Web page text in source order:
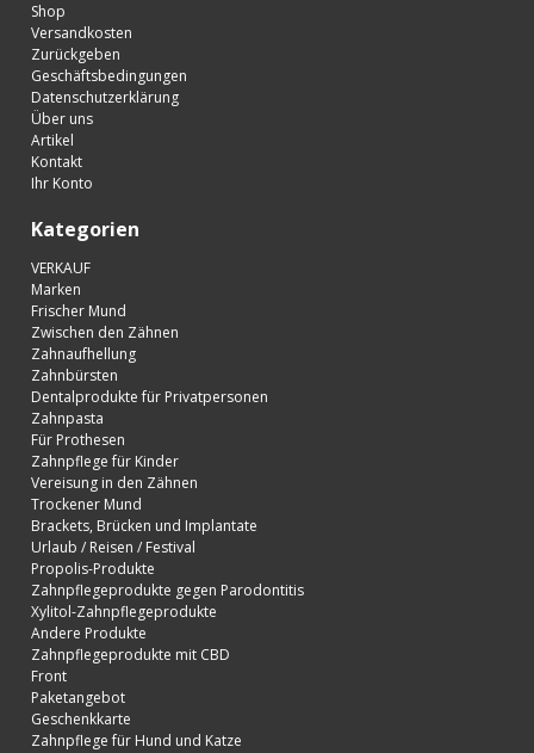
Shop
Versandkosten
Zurückgeben
Geschäftsbedingungen
Datenschutzerklärung
Über uns
Artikel
Kontakt
Ihr Konto
Kategorien
VERKAUF
Marken
Frischer Mund
Zwischen den Zähnen
Zahnaufhellung
Zahnbürsten
Dentalprodukte für Privatpersonen
Zahnpasta
Für Prothesen
Zahnpflege für Kinder
Vereisung in den Zähnen
Trockener Mund
Brackets, Brücken und Implantate
Urlaub / Reisen / Festival
Propolis-Produkte
Zahnpflegeprodukte gegen Parodontitis
Xylitol-Zahnpflegeprodukte
Andere Produkte
Zahnpflegeprodukte mit CBD
Front
Paketangebot
Geschenkkarte
Zahnpflege für Hund und Katze